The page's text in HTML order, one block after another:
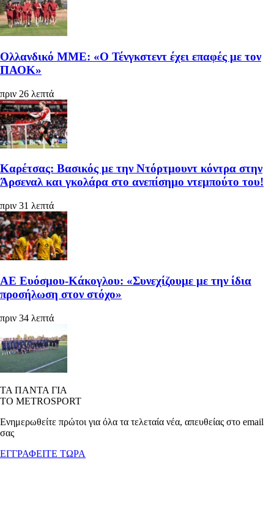
Ολλανδικό ΜΜΕ: «Ο Τένγκστεντ έχει επαφές με τον
ΠΑΟΚ»
πριν 26 λεπτά
Καρέτσας: Βασικός με την Ντόρτμουντ κόντρα στην
Άρσεναλ και γκολάρα στο ανεπίσημο ντεμπούτο του!
πριν 31 λεπτά
ΑΕ Ευόσμου-Κάκογλου: «Συνεχίζουμε με την ίδια
προσήλωση στον στόχο»
πριν 34 λεπτά
ΤΑ ΠΑΝΤΑ ΓΙΑ
ΤΟ METROSPORT
Ενημερωθείτε πρώτοι για όλα τα τελεταία νέα, απευθείας στο email
σας
ΕΓΓΡΑΦΕΙΤΕ ΤΩΡΑ